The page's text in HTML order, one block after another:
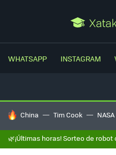
WHATSAPP INSTAGRAM
HOY SE HABLA DE
China Tim Cook NASA
🌿¡Últimas horas! Sorteo de